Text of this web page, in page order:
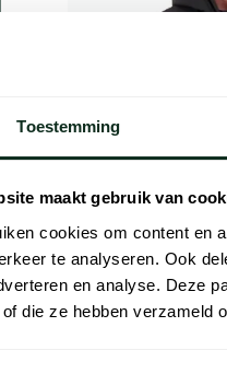
Toestemming
maakt gebruik van
cookies om content en
te analyseren. Ook
en analyse. Deze
die ze hebben verzameld